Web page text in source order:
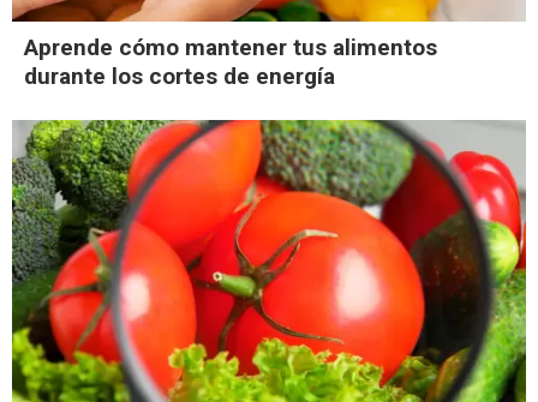
Aprende cómo mantener tus alimentos
durante los cortes de energía